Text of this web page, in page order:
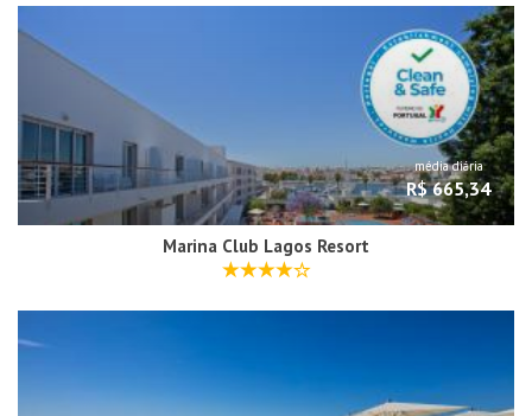
média diária
R$ 665,34
Marina Club Lagos Resort